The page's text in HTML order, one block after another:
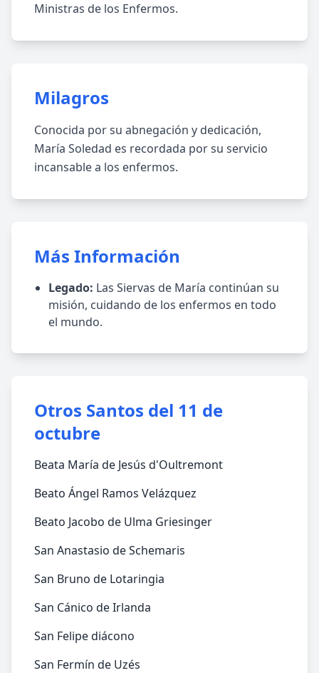
Ministras de los Enfermos.
Milagros
Conocida por su abnegación y dedicación,
María Soledad es recordada por su servicio
incansable a los enfermos.
Más Información
Legado: Las Siervas de María continúan su
misión, cuidando de los enfermos en todo
el mundo.
Otros Santos del 11 de
octubre
Beata María de Jesús d'Oultremont
Beato Ángel Ramos Velázquez
Beato Jacobo de Ulma Griesinger
San Anastasio de Schemaris
San Bruno de Lotaringia
San Cánico de Irlanda
San Felipe diácono
San Fermín de Uzés